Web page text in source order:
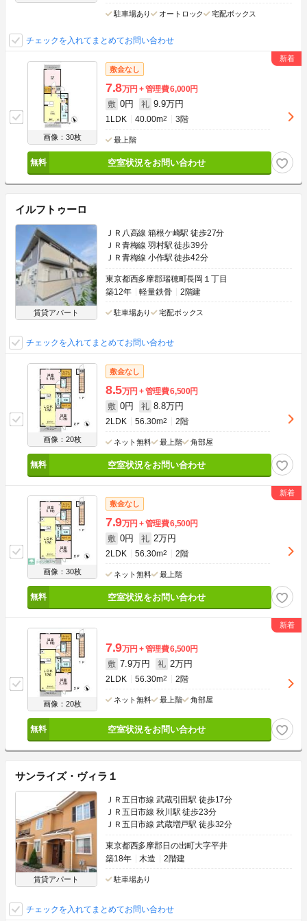
駐車場あり オートロック 宅配ボックス
チェックを入れてまとめてお問い合わせ
画像：30枚
敷金なし
7.8万円 管理費6,000円
敷 0円 礼 9.9万円
1LDK 40.00m2 3階
最上階
空室状況をお問い合わせ
イルフトゥーロ
賃貸アパート
ＪＲ八高線 箱根ケ崎駅 徒歩27分
ＪＲ青梅線 羽村駅 徒歩39分
ＪＲ青梅線 小作駅 徒歩42分
東京都西多摩郡瑞穂町長岡１丁目
築12年
軽量鉄骨 2階建
駐車場あり 宅配ボックス
チェックを入れてまとめてお問い合わせ
画像：20枚
敷金なし
8.5万円 管理費6,500円
敷 0円 礼 8.8万円
2LDK 56.30m2 2階
ネット無料 最上階 角部屋
空室状況をお問い合わせ
画像：30枚
敷金なし
7.9万円 管理費6,500円
敷 0円 礼 2万円
2LDK 56.30m2 2階
ネット無料 最上階
空室状況をお問い合わせ
画像：20枚
7.9万円 管理費6,500円
敷 7.9万円 礼 2万円
2LDK 56.30m2 2階
ネット無料 最上階 角部屋
空室状況をお問い合わせ
サンライズ・ヴィラ１
賃貸アパート
ＪＲ五日市線 武蔵引田駅 徒歩17分
ＪＲ五日市線 秋川駅 徒歩23分
ＪＲ五日市線 武蔵増戸駅 徒歩32分
東京都西多摩郡日の出町大字平井
築18年
木造 2階建
駐車場あり
チェックを入れてまとめてお問い合わせ